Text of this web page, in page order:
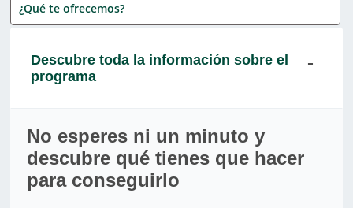
¿Qué te ofrecemos?
Descubre toda la información sobre el
programa
No esperes ni un minuto y
descubre qué tienes que hacer
para conseguirlo